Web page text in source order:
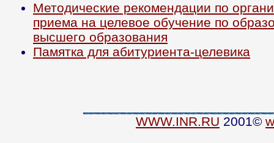
Методические рекомендации по
приема на целевое обучение по
высшего образования
Памятка для абитуриента-целевика
WWW.INR.RU 2001©